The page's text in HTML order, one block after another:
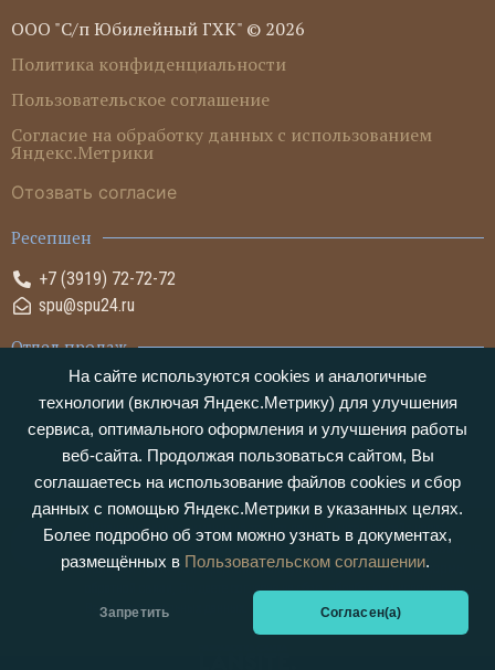
На сайте используются cookies и аналогичные
технологии (включая Яндекс.Метрику) для улучшения
сервиса, оптимального оформления и улучшения работы
веб-сайта. Продолжая пользоваться сайтом, Вы
соглашаетесь на использование файлов cookies и сбор
данных с помощью Яндекс.Метрики в указанных целях.
Более подробно об этом можно узнать в документах,
размещённых в Пользовательском соглашении.
Запретить Согласен(а)
ООО "С/п Юбилейный ГХК" © 2026
Политика конфиденциальности
Пользовательское соглашение
Согласие на обработку данных с использованием
Яндекс.Метрики
Отозвать согласие
Ресепшен
+7 (3919) 72-72-72
spu@spu24.ru
Отдел продаж
+7 (3919) 72-05-05
sales@spu24.ru
Обращаем ваше внимание на то, что данный интернет-сайт носит
исключительно информационный характер и ни при каких условиях не
является публичной офертой. Пользуясь сайтом и заполняя формы
обратной связи, Вы даете согласие на сбор, обработку и использование
Ваших персональных данных.